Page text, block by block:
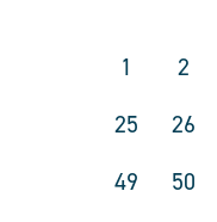
1 2
25
26
49
50